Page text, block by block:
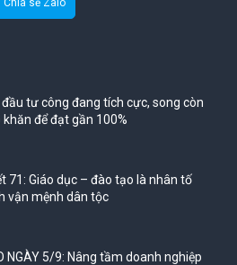
Chia sẻ Zalo
đầu tư công đang tích cực, song còn
khăn để đạt gần 100%
71: Giáo dục – đào tạo là nhân tố
vận mệnh dân tộc
NGÀY 5/9: Nâng tầm doanh nghiệp